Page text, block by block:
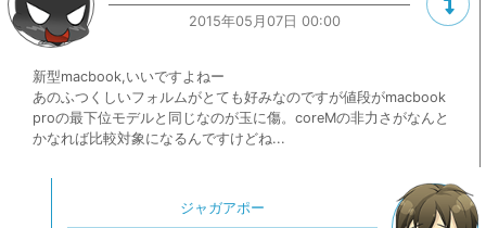
2015年05月07日 00:00
新型macbook,いいですよねー
あのふつくしいフォルムがとても好みなのですが値段がmacbook
proの最下位モデルと同じなのが玉に傷。coreMの非力さがなんと
かなれば比較対象になるんですけどね...
ジャガアポー